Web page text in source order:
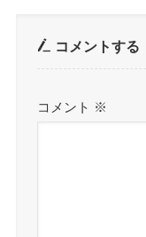
コメントする
コメント ※